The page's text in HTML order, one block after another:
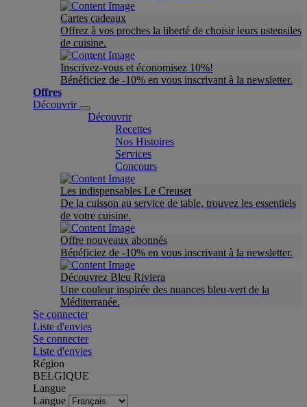
Cartes cadeaux
Offrez à vos proches la liberté de choisir leurs ustensiles
de cuisine.
Inscrivez-vous et économisez 10%!
Bénéficiez de -10% en vous inscrivant à la newsletter.
Offres
Découvrir
Découvrir
Recettes
Nos Histoires
Services
Concours
Les indispensables Le Creuset
De la cuisson au service de table, trouvez les essentiels
de votre cuisine.
Offre nouveaux abonnés
Bénéficiez de -10% en vous inscrivant à la newsletter.
Découvrez Bleu Riviera
Une couleur inspirée des nuances bleu-vert de la
Méditerranée.
Se connecter
Liste d'envies
Se connecter
Liste d'envies
Région
BELGIQUE
Langue
Langue